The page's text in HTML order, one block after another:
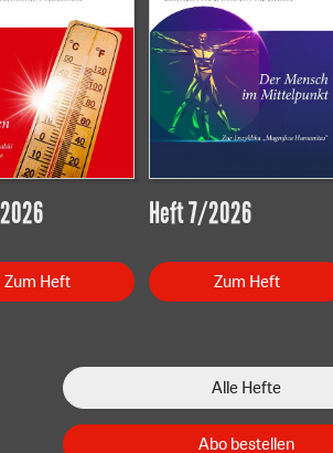
Zum Heft
Heft 7/2026
Zum Heft
Alle Hefte
Abo bestellen